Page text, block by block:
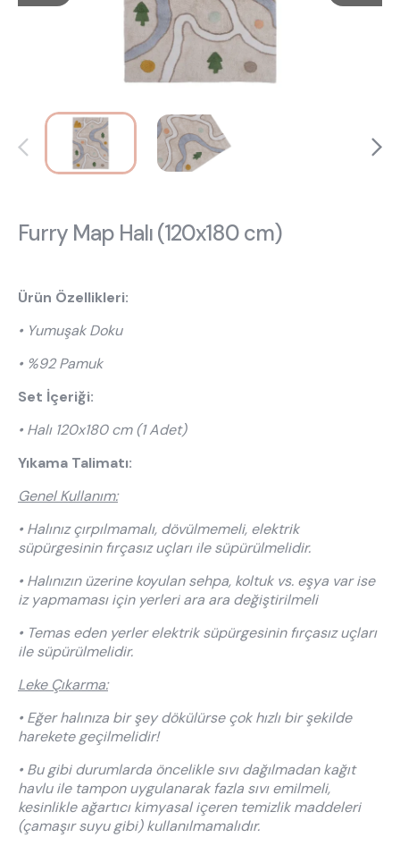
Kataloglar
Kurulum & Teslimat
İnsan Kaynakları
Öneriler
444 8 543
Furry Map Halı (120x180 cm)
Ürün Özellikleri:
• Yumuşak Doku
• %92 Pamuk
Set İçeriği:
• Halı 120x180 cm (1 Adet)
Yıkama Talimatı:
Genel Kullanım:
• Halınız çırpılmamalı, dövülmemeli, elektrik
süpürgesinin fırçasız uçları ile süpürülmelidir.
• Halınızın üzerine koyulan sehpa, koltuk vs. eşya var ise
iz yapmaması için yerleri ara ara değiştirilmeli
• Temas eden yerler elektrik süpürgesinin fırçasız uçları
ile süpürülmelidir.
Leke Çıkarma:
• Eğer halınıza bir şey dökülürse çok hızlı bir şekilde
harekete geçilmelidir!
• Bu gibi durumlarda öncelikle sıvı dağılmadan kağıt
havlu ile tampon uygulanarak fazla sıvı emilmeli,
kesinlikle ağartıcı kimyasal içeren temizlik maddeleri
(çamaşır suyu gibi) kullanılmamalıdır.